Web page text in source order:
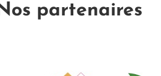
partenaires